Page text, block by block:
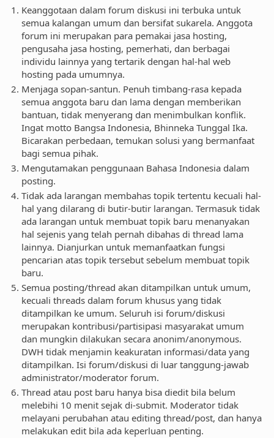
Keanggotaan dalam forum diskusi ini terbuka untuk
semua kalangan umum dan bersifat sukarela. Anggota
forum ini merupakan para pemakai jasa hosting,
pengusaha jasa hosting, pemerhati, dan berbagai
individu lainnya yang tertarik dengan hal-hal web
hosting pada umumnya.
Menjaga sopan-santun. Penuh timbang-rasa kepada
semua anggota baru dan lama dengan memberikan
bantuan, tidak menyerang dan menimbulkan konflik.
Ingat motto Bangsa Indonesia, Bhinneka Tunggal Ika.
Bicarakan perbedaan, temukan solusi yang bermanfaat
bagi semua pihak.
Mengutamakan penggunaan Bahasa Indonesia dalam
posting.
Tidak ada larangan membahas topik tertentu kecuali hal-
hal yang dilarang di butir-butir larangan. Termasuk tidak
ada larangan untuk membuat topik baru menanyakan
hal sejenis yang telah pernah dibahas di thread lama
lainnya. Dianjurkan untuk memanfaatkan fungsi
pencarian atas topik tersebut sebelum membuat topik
baru.
Semua posting/thread akan ditampilkan untuk umum,
kecuali threads dalam forum khusus yang tidak
ditampilkan ke umum. Seluruh isi forum/diskusi
merupakan kontribusi/partisipasi masyarakat umum
dan mungkin dilakukan secara anonim/anonymous.
DWH tidak menjamin keakuratan informasi/data yang
ditampilkan. Isi forum/diskusi di luar tanggung-jawab
administrator/moderator forum.
Thread atau post baru hanya bisa diedit bila belum
melebihi 10 menit sejak di-submit. Moderator tidak
melayani perubahan atau editing thread/post, dan hanya
melakukan edit bila ada keperluan penting.